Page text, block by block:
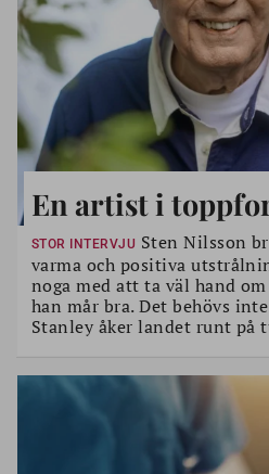
En artist i
STOR INTERVJU Sten Nilsson
varma och positiva
noga med att ta väl hand
han mår bra. Det behövs
Stanley åker landet runt på